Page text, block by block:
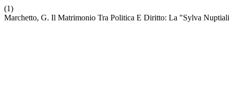
(1)
Marchetto, G. Il Matrimonio Tra Politica E Diritto: La "Sylva